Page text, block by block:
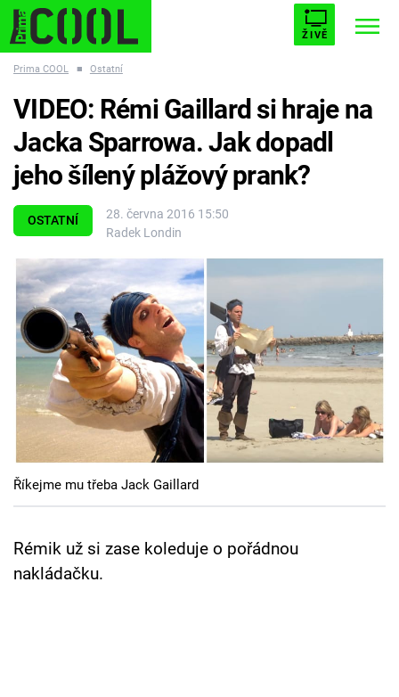
ŽIVĚ
ESCAPE PLNEJ KOTEL AVENGERS 5
Témata
Filmy
Seriály
Hry
Cool Esport
Pořady
TV Program
Sledujte prima+
Prima COOL ■ Ostatní
OSTATNÍ
28. června 2016 15:50
Radek Londin
VIDEO: Rémi Gaillard si hraje na
Jacka Sparrowa. Jak dopadl
jeho šílený plážový prank?
Říkejme mu třeba Jack Gaillard
Rémik už si zase koleduje o pořádnou
nakládačku.